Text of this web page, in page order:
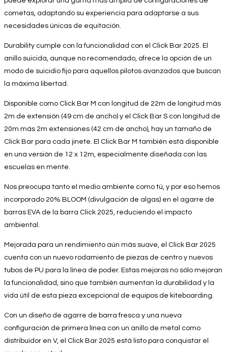
cometas, adaptando su experiencia para adaptarse a sus
necesidades únicas de equitación.
Durability cumple con la funcionalidad con el Click Bar 2025. El
anillo suicida, aunque no recomendado, ofrece la opción de un
modo de suicidio fijo para aquellos pilotos avanzados que buscan
la máxima libertad.
Disponible como Click Bar M con longitud de 22m de longitud más
2m de extensión (49 cm de ancho) y el Click Bar S con longitud de
20m más 2m extensiones (42 cm de ancho), hay un tamaño de
Click Bar para cada jinete. El Click Bar M también está disponible
en una versión de 12 x 12m, especialmente diseñada con las
escuelas en mente.
Nos preocupa tanto el medio ambiente como tú, y por eso hemos
incorporado 20% BLOOM (divulgación de algas) en el agarre de
barras EVA de la barra Click 2025, reduciendo el impacto
ambiental.
Mejorada para un rendimiento aún más suave, el Click Bar 2025
cuenta con un nuevo rodamiento de piezas de centro y nuevos
tubos de PU para la línea de poder. Estas mejoras no sólo mejoran
la funcionalidad, sino que también aumentan la durabilidad y la
vida útil de esta pieza excepcional de equipos de kiteboarding.
Con un diseño de agarre de barra fresca y una nueva
configuración de primera línea con un anillo de metal como
distribuidor en V, el Click Bar 2025 está listo para conquistar el